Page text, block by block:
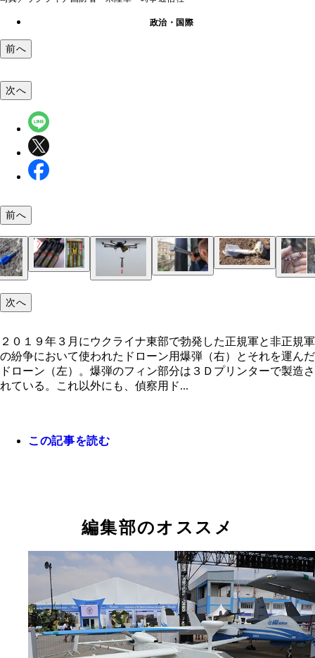
政治・国際
前へ
それを運んだドローン（左）。爆弾のフィン部分
プリンターで製造されている。これ以外にも、偵
ローンの製造や修理にも３Ｄプリンターが大活用
いる。（写真のドローンは３Ｄプリンターで作ら
対装甲手榴弾ＲＫＧ－３のＢに、３Ｄプリンター
たフィンＡを装着すると対装甲手榴弾ＲＫＧ－１
ないという。３００ｍ上空を飛ぶドローンは地上
目でとらえることも、音で察知することも不可能
可能だ
ロシア軍も３Ｄプリンターで軽量型弾頭を製造し
ターでウクライナのためにコンクリートの防護壁
た。このプリンターは寄贈され、戦争終結後には
どの建設に使われる予定だ
予想図。最大で長さ約９ｍ、幅約６ｍ、高さ約４
属製品が印刷可能。軍用車両の軽量化、製造の低
化を図っている
次へ
前へ
次へ
２０１９年３月にウクライナ東部で勃発した正規軍と非正規軍
の紛争において使われたドローン用爆弾（右）とそれを運んだ
ドローン（左）。爆弾のフィン部分は３Ｄプリンターで製造さ
れている。これ以外にも、偵察用ド...
この記事を読む
編集部のオススメ